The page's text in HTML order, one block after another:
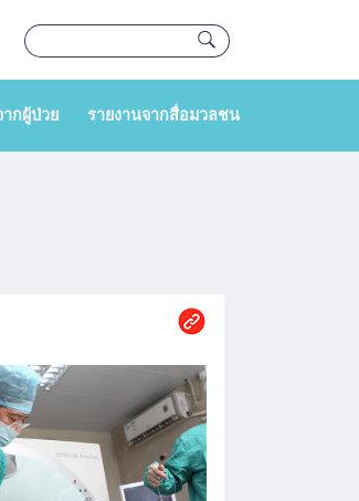
กผู้ป่วย รายงานจากสื่อมวลชน